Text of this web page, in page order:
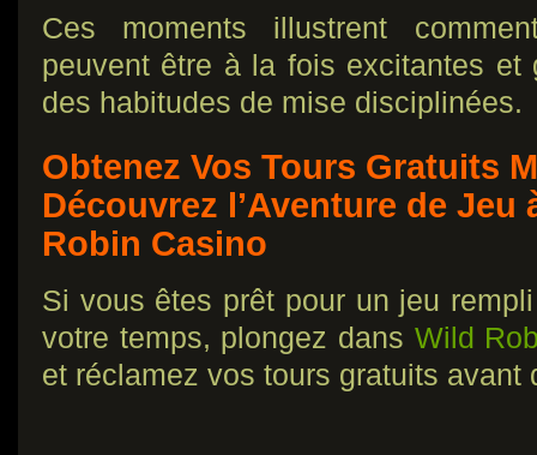
Ces moments illustrent
peuvent être à la fois excitantes et
des habitudes de mise disciplinées.
Obtenez Vos Tours Gratuits
Découvrez l’Aventure de Jeu
Robin Casino
Si vous êtes prêt pour un jeu
votre temps, plongez dans Wild
et réclamez vos tours gratuits avant